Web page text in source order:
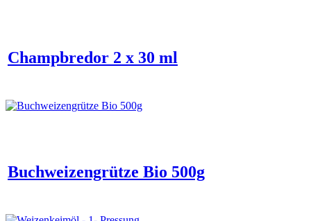
Champbredor 2 x 30 ml
Buchweizengrütze Bio 500g